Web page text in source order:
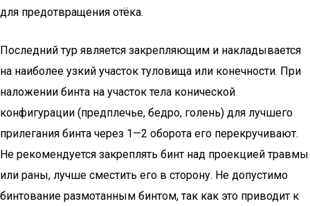
для предотвращения отёка.
Последний тур является закрепляющим и накладывается
на наиболее узкий участок туловища или конечности. При
наложении бинта на участок тела конической
конфигурации (предплечье, бедро, голень) для лучшего
прилегания бинта через 1—2 оборота его перекручивают.
Не рекомендуется закреплять бинт над проекцией травмы
или раны, лучше сместить его в сторону. Не допустимо
бинтование размотанным бинтом, так как это приводит к